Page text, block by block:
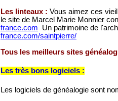
Les linteaux : Vous aimez ces
le site de Marcel Marie Monnier
france.com Un patrimoine de
france.com/saintpierre/
Tous les meilleurs sites
Les très bons logiciels :
Les logiciels de généalogie sont